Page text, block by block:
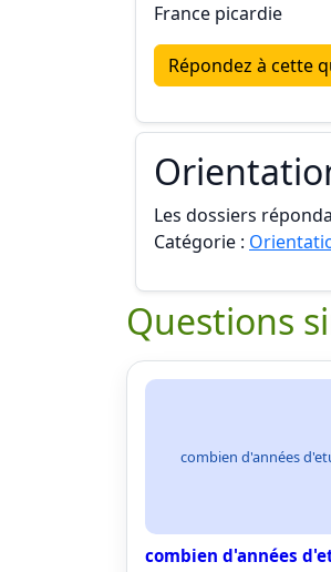
France picardie
Répondez à cette
Les dossiers
Catégorie :
Questions
combien d'années
combien d'années